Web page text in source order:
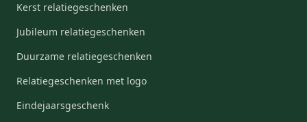
Kerst relatiegeschenken
Jubileum relatiegeschenken
Duurzame relatiegeschenken
Relatiegeschenken met logo
Eindejaarsgeschenk